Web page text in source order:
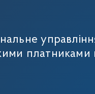
платниками